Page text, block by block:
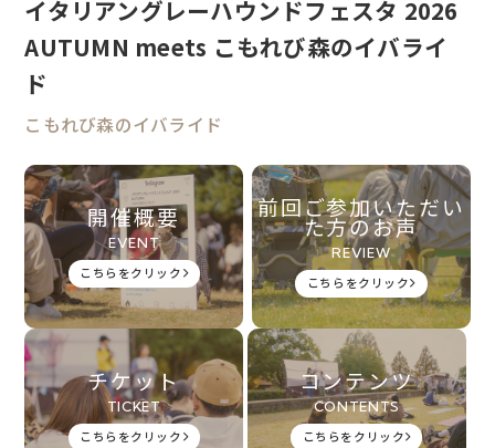
イタリアングレーハウンドフェスタ 2026
AUTUMN meets こもれび森のイバライ
ド
こもれび森のイバライド
開催概要
EVENT
こちらをクリック
前回ご参加いただい
た方のお声
REVIEW
こちらをクリック
チケット
TICKET
こちらをクリック
コンテンツ
CONTENTS
こちらをクリック